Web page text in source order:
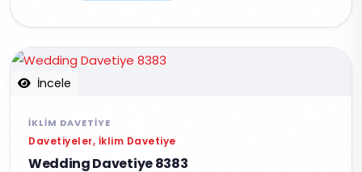
İncele
İKLIM DAVETIYE
Davetiyeler, İklim Davetiye
Wedding Davetiye 8383